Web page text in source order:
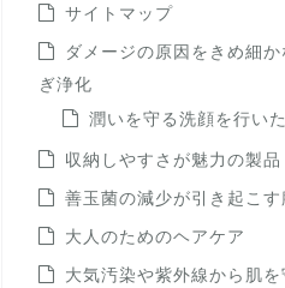
サイトマップ
ダメージの原因をきめ細
ぎ浄化
潤いを守る洗顔を行い
収納しやすさが魅力の製品
善玉菌の減少が引き起こ
大人のためのヘアケア
大気汚染や紫外線から肌